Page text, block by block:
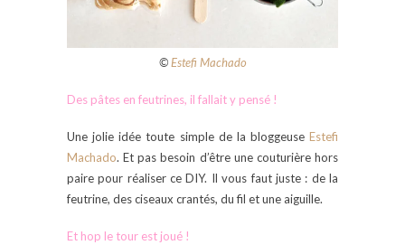
©Estefi Machado
Des pâtes en feutrines, il fallait y pensé !
Une jolie idée toute simple de la bloggeuse Estefi
Machado. Et pas besoin d’être une couturière hors
paire pour réaliser ce DIY. Il vous faut juste : de la
feutrine, des ciseaux crantés, du fil et une aiguille.
Et hop le tour est joué !